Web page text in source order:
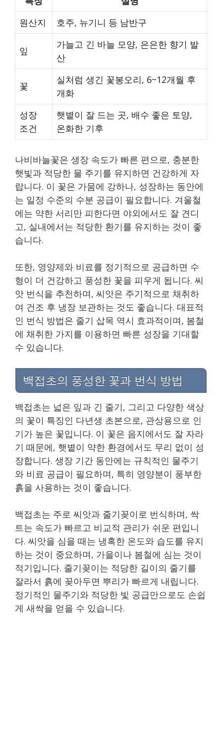
원산지
호주, 뉴기니 등 남반구
잎
가늘고 긴 바늘 모양, 은은한 향기 발
산
꽃
실처럼 생긴 꽃봉오리, 6~12개월 후
개화
성장
조건
햇볕이 잘 드는 곳, 배수 좋은 토양,
온화한 기후
나비바늘꽃은 생장 속도가 빠른 편으로, 충분한
햇빛과 적당한 물 주기를 유지하면 건강하게 자
랍니다. 이 꽃은 가뭄에 강하나, 성장하는 동안에
는 일정 수준의 수분 공급이 필요합니다. 겨울철
에는 약한 서리만 피한다면 야외에서도 잘 견디
고, 실내에서는 적당한 환기를 유지하는 것이 좋
습니다.
또한, 영양제와 비료를 정기적으로 공급하면 수
형이 더 건강하고 풍성한 꽃을 피우게 됩니다. 씨
앗 번식을 추천하며, 씨앗은 주기적으로 채취하
여 건조 후 냉장 보관하는 것도 좋습니다. 대표적
인 번식 방법은 줄기 삽목 역시 효과적이며, 봄철
에 채취한 가지를 이용하면 빠른 성장을 기대할
수 있습니다.
백접초의 풍성한 꽃과 번식 방법
백접초는 넓은 잎과 긴 줄기, 그리고 다양한 색상
의 꽃이 특징인 다년생 초본으로, 관상용으로 인
기가 높은 꽃입니다. 이 꽃은 음지에서도 잘 자라
기 때문에, 햇볕이 약한 환경에서도 무리 없이 성
장합니다. 생장 기간 동안에는 규칙적인 물주기
와 비료 공급이 필요하며, 특히 영양분이 풍부한
흙을 사용하는 것이 좋습니다.
백접초는 주로 씨앗과 줄기꽂이로 번식하며, 싹
트는 속도가 빠르고 비교적 관리가 쉬운 편입니
다. 씨앗을 심을 때는 냉혹한 온도와 습도를 유지
하는 것이 중요하며, 가을이나 봄철에 심는 것이
적기입니다. 줄기꽂이는 적당한 길이의 줄기를
잘라서 흙에 꽂아두면 뿌리가 빠르게 내립니다.
정기적인 물주기와 적당한 빛 공급만으로도 손쉽
게 새싹을 얻을 수 있습니다.